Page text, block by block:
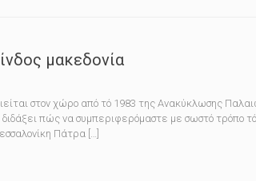
μακεδονία
στον χώρο από τό 1983 της Ανακύκλωσης
πώς να συμπεριφερόμαστε με σωστό τρόπο
Πάτρα […]